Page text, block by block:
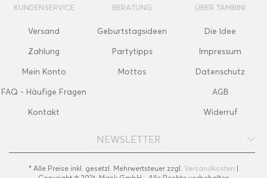
KUNDENSERVICE
Versand
Zahlung
Mein Konto
FAQ - Häufige Fragen
Kontakt
BERATUNG
Geburtstagsideen
Partytipps
Mottos
ÜBER TAMBINI
Die Idee
Impressum
Datenschutz
AGB
Widerruf
NEWSLETTER
* Alle Preise inkl. gesetzl. Mehrwertsteuer zzgl. Versandkosten |